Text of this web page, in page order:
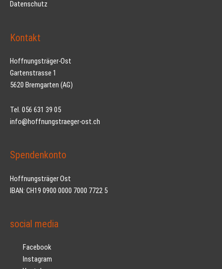
Datenschutz
Kontakt
Hoffnungsträger-Ost
Gartenstrasse 1
5620 Bremgarten (AG)
Tel. 056 631 39 05
info@hoffnungstraeger-ost.ch
Spendenkonto
Hoffnungsträger Ost
IBAN: CH19 0900 0000 7000 7722 5
social media
Facebook
Instagram